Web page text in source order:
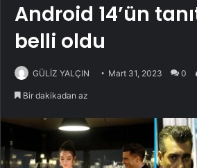
Android 14’ün
belli oldu
GÜLİZ YALÇIN Mart 31, 2023 0
Bir dakikadan az